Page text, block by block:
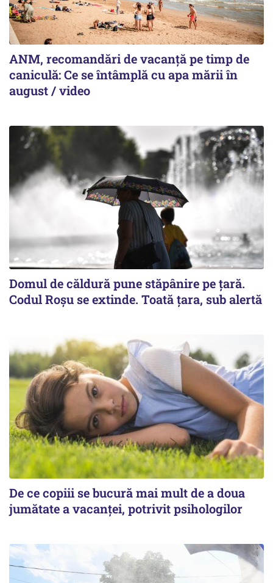
ANM, recomandări de vacanță pe timp de
caniculă: Ce se întâmplă cu apa mării în
august / video
Domul de căldură pune stăpânire pe țară.
Codul Roșu se extinde. Toată țara, sub alertă
De ce copiii se bucură mai mult de a doua
jumătate a vacanței, potrivit psihologilor